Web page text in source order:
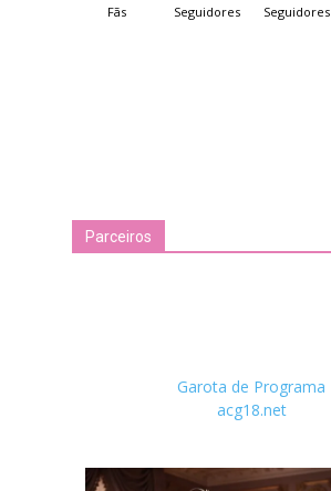
Fãs Seguidores Seguidores
Parceiros
Garota de Programa
acg18.net